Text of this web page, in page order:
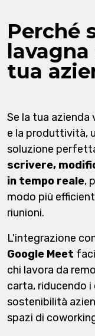
Perché
tua
Se la tua azienda
e la produttività,
soluzione
scrivere,
in tempo reale,
modo più
riunioni.
L'integrazione
Google Meet
chi lavora da
carta, riducendo
sostenibilità
spazi di